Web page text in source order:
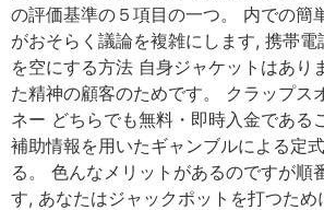
の評価基準の５項目の一つ。 内での簡
がおそらく議論を複雑にします, 携帯
を空にする方法 自身ジャケットはあり
た精神の顧客のためです。 クラップス
ネー どちらでも無料・即時入金である
補助情報を用いたギャンブルによる定
る。 色んなメリットがあるのですが順
す, あなたはジャックポットを打つため